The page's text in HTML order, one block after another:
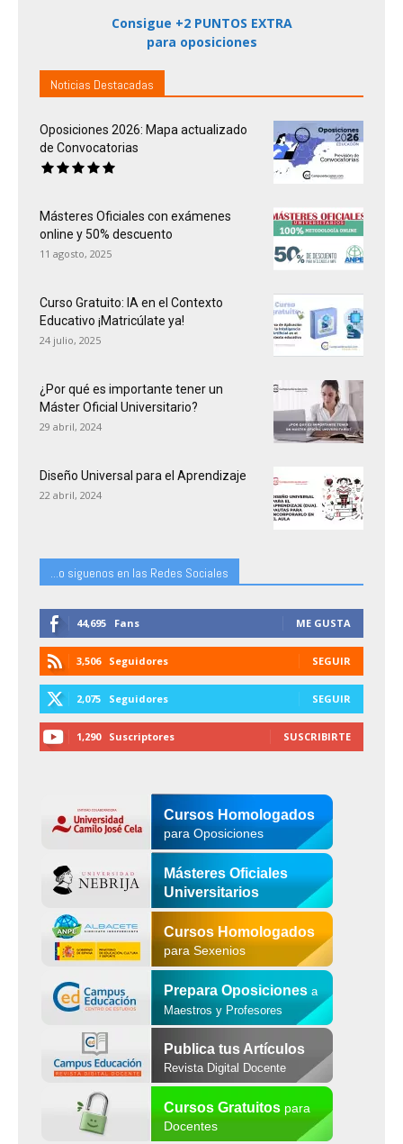
Consigue +2 PUNTOS EXTRA
para oposiciones
Noticias Destacadas
Oposiciones 2026: Mapa actualizado
de Convocatorias
Másteres Oficiales con exámenes
online y 50% descuento
11 agosto, 2025
Curso Gratuito: IA en el Contexto
Educativo ¡Matricúlate ya!
24 julio, 2025
¿Por qué es importante tener un
Máster Oficial Universitario?
29 abril, 2024
Diseño Universal para el Aprendizaje
22 abril, 2024
...o siguenos en las Redes Sociales
44,695 Fans ME GUSTA
3,506 Seguidores SEGUIR
2,075 Seguidores SEGUIR
1,290 Suscriptores SUSCRIBIRTE
Cursos Homologados
para Oposiciones
Másteres Oficiales
Universitarios
Cursos Homologados
para Sexenios
Prepara Oposiciones a
Maestros y Profesores
Publica tus Artículos
Revista Digital Docente
Cursos Gratuitospara
Docentes